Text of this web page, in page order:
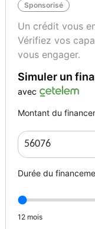
- Boîte de vitesses
- Capteur de lumière
- Capteur de pluie
- Carnet
- Chargement par
- Cockpit numérique
- Commande vocale
- Direction assistée
- Éclairage adaptatif
- Éclairage
- Écran tactile
- Fermeture centralisée
- Feux de jour LED
Sponsorisé
Un crédit vous
Vérifiez vos
vous engager.
Simuler un
avec
Montant du
Durée du
12 mois